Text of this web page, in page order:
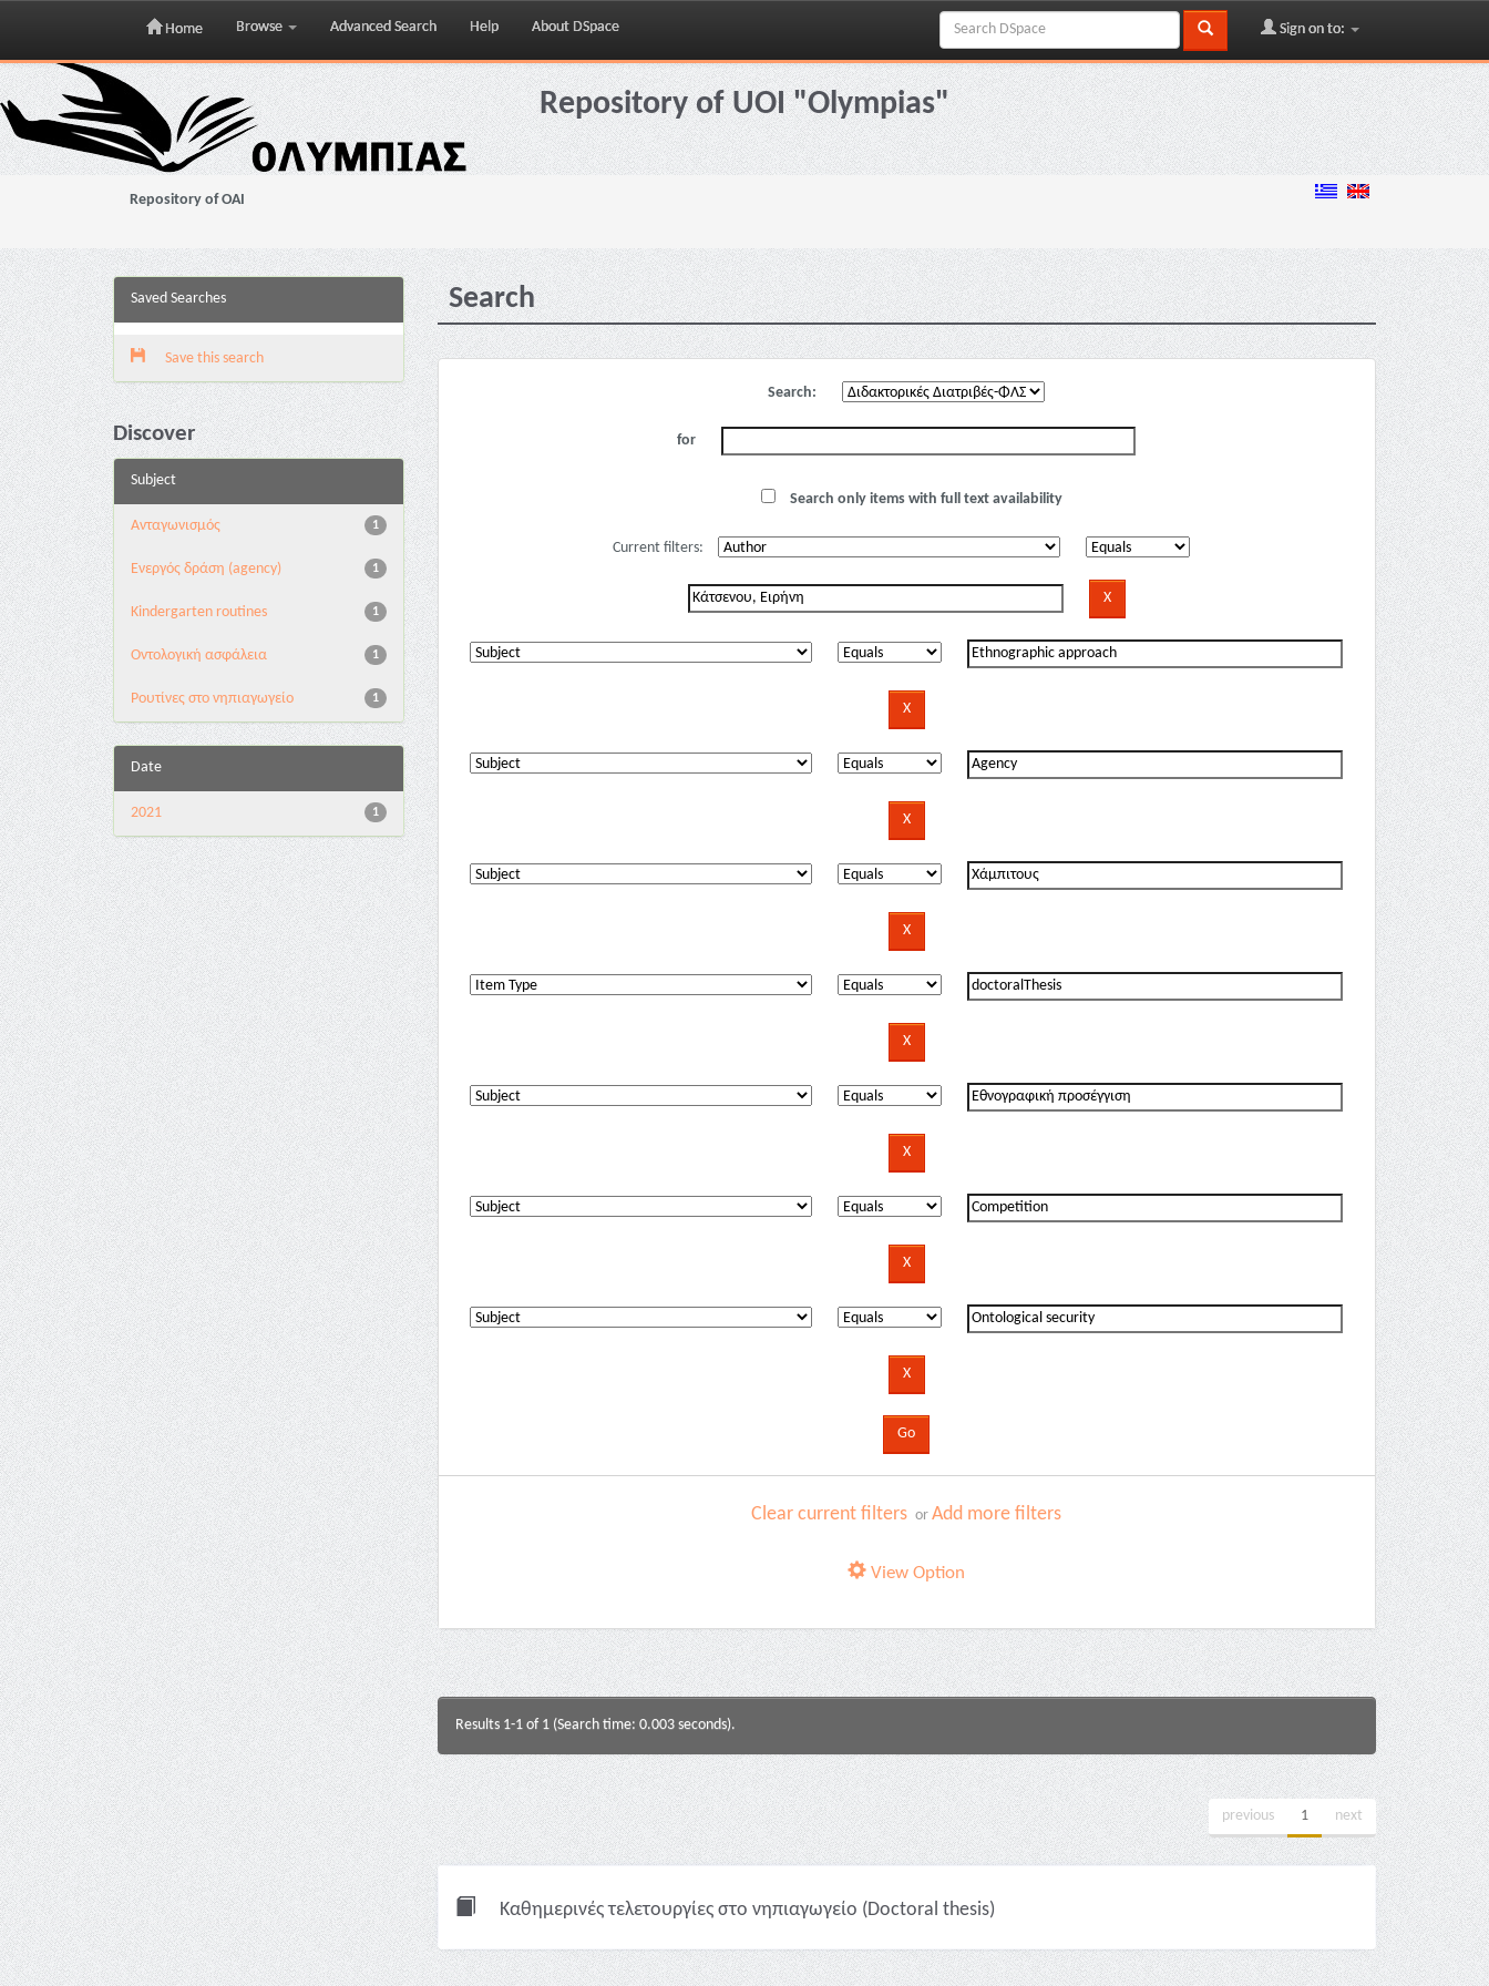
Skip
navigation
Home Browse Advanced Search Help About DSpace Sign on to:
Repository of UOI "Olympias"
Repository of OAI
Saved Searches
Save this search
Discover
Subject
1
Aνταγωνισμός
1
Eνεργός δράση (agency)
1
Kindergarten routines
1
Oντολογική ασφάλεια
1
Pουτίνες στο νηπιαγωγείο
Date
1
2021
Search
Search:
for
Search only items with full text availability
Current filters:
Clear current filters orAdd more filters
View Option
Results 1-1 of 1 (Search time: 0.003 seconds).
previous 1 next
Καθημερινές τελετουργίες στο νηπιαγωγείο (Doctoral thesis)